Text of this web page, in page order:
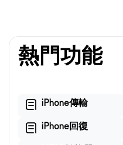
熱門功能
iPhone傳輸
iPhone回復